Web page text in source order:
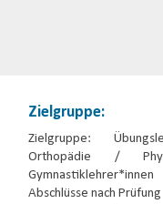
Zielgruppe:
Zielgruppe:
Orthopädie /
Abschlüsse nach Prüfung